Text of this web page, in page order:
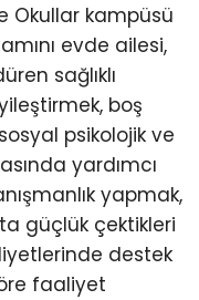
Okullar kampüsü
evde ailesi,
sağlıklı
boş
psikolojik ve
yardımcı
yapmak,
güçlük çektikleri
destek
faaliyet